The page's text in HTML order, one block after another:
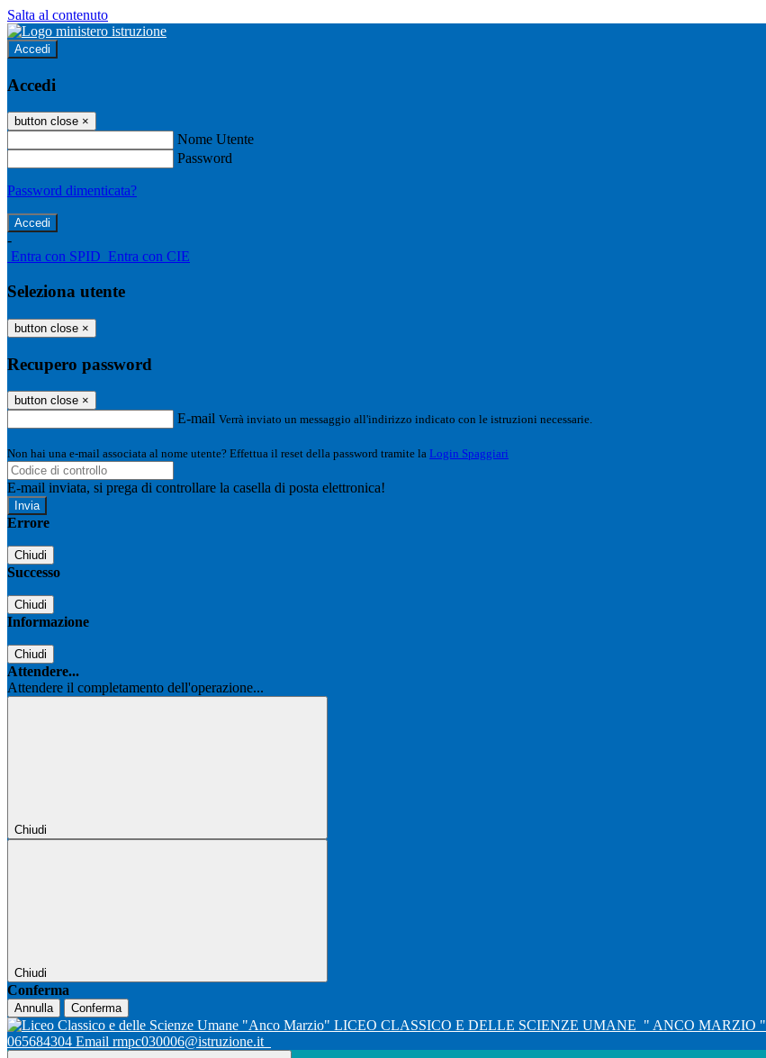
Salta al contenuto
Accedi
Accedi
button close ×
Nome Utente
Password
Password dimenticata?
-
Entra con SPID Entra con CIE
Seleziona utente
button close ×
Recupero password
button close ×
E-mail Verrà inviato un messaggio all'indirizzo indicato con le istruzioni necessarie.
Non hai una e-mail associata al nome utente? Effettua il reset della password tramite la Login Spaggiari
E-mail inviata, si prega di controllare la casella di posta elettronica!
Errore
Chiudi
Successo
Chiudi
Informazione
Chiudi
Attendere...
Attendere il completamento dell'operazione...
Chiudi
Chiudi
Conferma
Annulla Conferma
LICEO CLASSICO E DELLE SCIENZE UMANE " ANCO MARZIO "
065684304 Email rmpc030006@istruzione.it